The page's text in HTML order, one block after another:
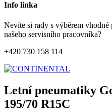
Info linka
Nevíte si rady s výběrem vhodné
našeho servisního pracovníka?
+420 730 158 114
Letní pneumatiky
195/70 R15C